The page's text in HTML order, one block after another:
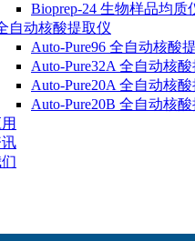
Bioprep-24 生物样品均质
自动核酸提取仪
Auto-Pure96 全自动核酸
Auto-Pure32A 全自动核
Auto-Pure20A 全自动核
Auto-Pure20B 全自动核